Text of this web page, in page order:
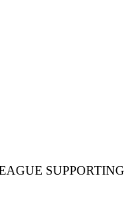
SUPPORTING